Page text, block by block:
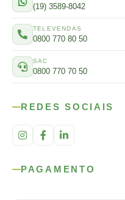
(19) 3589-8042
TELEVENDAS
0800 770 80 50
SAC
0800 770 70 50
REDES SOCIAIS
PAGAMENTO